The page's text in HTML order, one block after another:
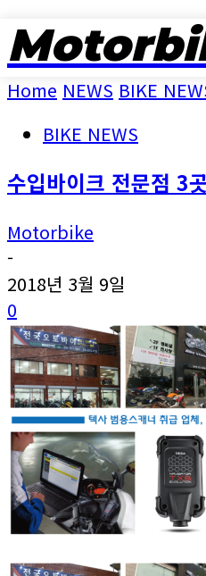
Home NEWS BIKE
BIKE NEWS
수입바이크 전문점 3
Motorbike
-
2018년 3월 9일
0